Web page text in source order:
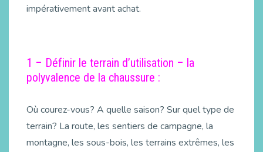
impérativement avant achat.
1 – Définir le terrain d’utilisation – la
polyvalence de la chaussure :
Où courez-vous? A quelle saison? Sur quel type de
terrain? La route, les sentiers de campagne, la
montagne, les sous-bois, les terrains extrêmes, les